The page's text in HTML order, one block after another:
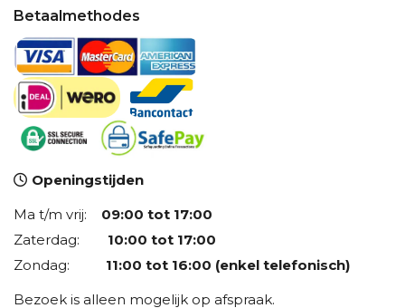
Betaalmethodes
Openingstijden
Ma t/m vrij: 09:00 tot 17:00
Zaterdag: 10:00 tot 17:00
Zondag: 11:00 tot 16:00 (enkel telefonisch)
Bezoek is alleen mogelijk op afspraak.